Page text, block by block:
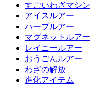
すごいわざマシン
アイスルアー
ハーブルアー
マグネットルアー
レイニールアー
おうごんルアー
わざの解放
進化アイテム